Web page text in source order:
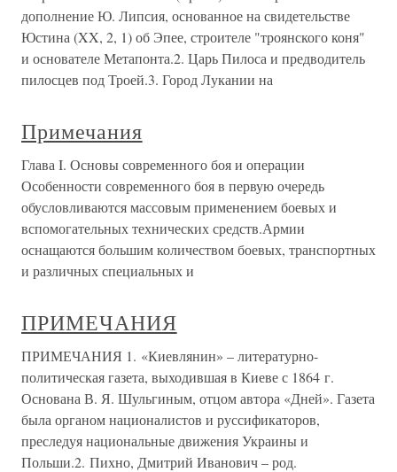
дополнение Ю. Липсия, основанное на свидетельстве
Юстина (XX, 2, 1) об Эпее, строителе "троянского коня"
и основателе Метапонта.2. Царь Пилоса и предводитель
пилосцев под Троей.3. Город Лукании на
Примечания
Глава I. Основы современного боя и операции
Особенности современного боя в первую очередь
обусловливаются массовым применением боевых и
вспомогательных технических средств.Армии
оснащаются большим количеством боевых, транспортных
и различных специальных и
ПРИМЕЧАНИЯ
ПРИМЕЧАНИЯ 1. «Киевлянин» – литературно-
политическая газета, выходившая в Киеве с 1864 г.
Основана В. Я. Шульгиным, отцом автора «Дней». Газета
была органом националистов и руссификаторов,
преследуя национальные движения Украины и
Польши.2. Пихно, Дмитрий Иванович – род.